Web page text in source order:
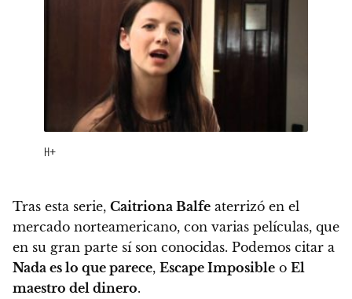
H+
Tras esta serie, Caitriona Balfe aterrizó en el
mercado norteamericano, con varias películas, que
en su gran parte sí son conocidas. Podemos citar a
Nada es lo que parece, Escape Imposible o El
maestro del dinero.